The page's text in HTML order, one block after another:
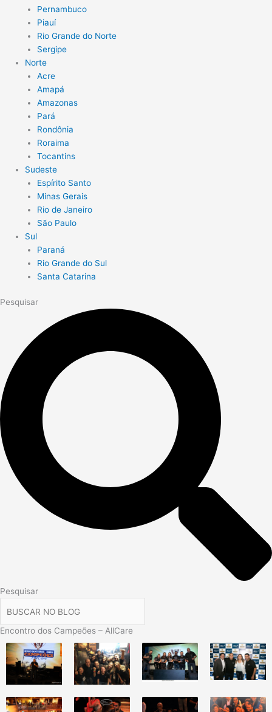
Pernambuco
Piauí
Rio Grande do Norte
Sergipe
Norte
Acre
Amapá
Amazonas
Pará
Rondônia
Roraima
Tocantins
Sudeste
Espírito Santo
Minas Gerais
Rio de Janeiro
São Paulo
Sul
Paraná
Rio Grande do Sul
Santa Catarina
Pesquisar
Pesquisar
Encontro dos Campeões – AllCare